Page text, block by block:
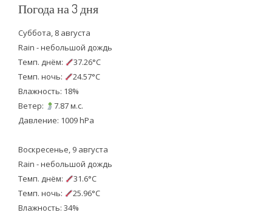
Погода на 3 дня
Суббота, 8 августа
Rain - небольшой дождь
Темп. днём:
37.26°C
Темп. ночь:
24.57°C
Влажность: 18%
Ветер:
7.87 м.с.
Давление: 1009 hPa
Воскресенье, 9 августа
Rain - небольшой дождь
Темп. днём:
31.6°C
Темп. ночь:
25.96°C
Влажность: 34%